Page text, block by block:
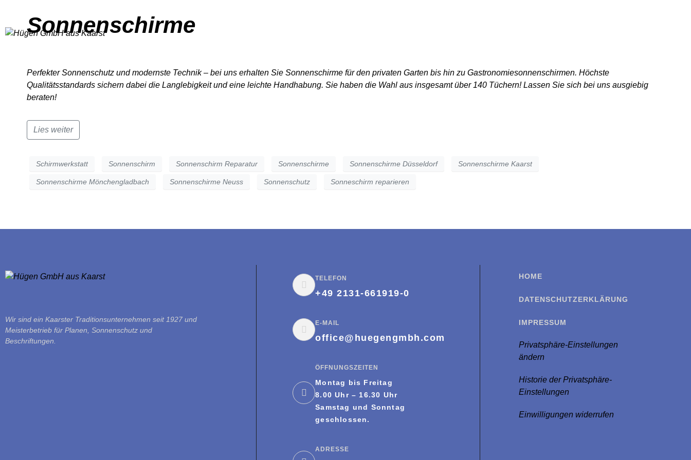
Sonnenschirme
Perfekter Sonnenschutz und modernste Technik – bei uns erhalten Sie Sonnenschirme für den privaten Garten bis hin zu Gastronomiesonnenschirmen. Höchste
Qualitätsstandards sichern dabei die Langlebigkeit und eine leichte Handhabung. Sie haben die Wahl aus insgesamt über 140 Tüchern! Lassen Sie sich bei uns ausgiebig
beraten!
Lies weiter
Schirmwerkstatt Sonnenschirm Sonnenschirm Reparatur Sonnenschirme Sonnenschirme Düsseldorf Sonnenschirme Kaarst
Sonnenschirme Mönchengladbach Sonnenschirme Neuss Sonnenschutz Sonneschirm reparieren
Wir sind ein Kaarster Traditionsunternehmen seit 1927 und
Meisterbetrieb für Planen, Sonnenschutz und
Beschriftungen.
TELEFON
+49 2131-661919-0
E-MAIL
office@huegengmbh.com
ÖFFNUNGSZEITEN
Montag bis Freitag
8.00 Uhr – 16.30 Uhr
Samstag und Sonntag
geschlossen.
ADRESSE
HOME
DATENSCHUTZERKLÄRUNG
IMPRESSUM
Privatsphäre-Einstellungen
ändern
Historie der Privatsphäre-
Einstellungen
Einwilligungen widerrufen